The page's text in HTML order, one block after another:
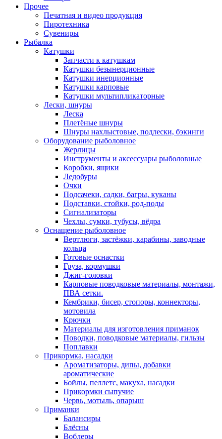
Прочее
Печатная и видео продукция
Пиротехника
Сувениры
Рыбалка
Катушки
Запчасти к катушкам
Катушки безынерционные
Катушки инерционные
Катушки карповые
Катушки мультипликаторные
Лески, шнуры
Леска
Плетёные шнуры
Шнуры нахлыстовые, подлески, бэкинги
Оборудование рыболовное
Жерлицы
Инструменты и аксессуары рыболовные
Коробки, ящики
Ледобуры
Очки
Подсачеки, садки, багры, куканы
Подставки, стойки, род-поды
Сигнализаторы
Чехлы, сумки, тубусы, вёдра
Оснащение рыболовное
Вертлюги, застёжки, карабины, заводные
кольца
Готовые оснастки
Груза, кормушки
Джиг-головки
Карповые поводковые материалы, монтажи,
ПВА сетки.
Кембрики, бисер, стопоры, коннекторы,
мотовила
Крючки
Материалы для изготовления приманок
Поводки, поводковые материалы, гильзы
Поплавки
Прикормка, насадки
Ароматизаторы, дипы, добавки
ароматические
Бойлы, пеллетс, макуха, насадки
Прикормки сыпучие
Червь, мотыль, опарыш
Приманки
Балансиры
Блёсны
Воблеры